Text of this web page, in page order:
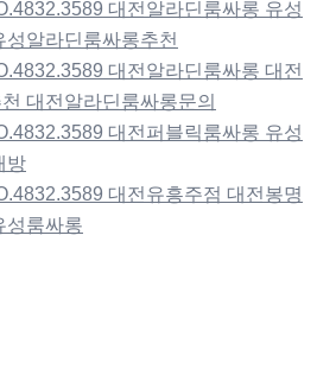
대전알라딘룸싸롱 유성
성알라딘룸싸롱추천
대전알라딘룸싸롱 대전
대전알라딘룸싸롱문의
대전퍼블릭룸싸롱 유성
방
대전유흥주점 대전봉명
성룸싸롱